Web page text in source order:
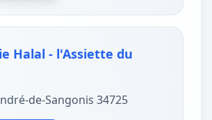
Halal - l'Assiette du
de-Sangonis 34725